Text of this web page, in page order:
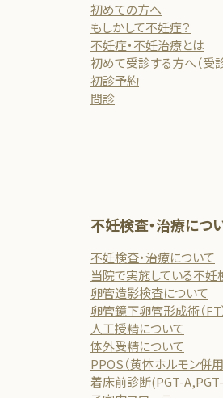
初めての方へ
もしかして不妊症？
不妊症・不妊治療とは
初めて受診する方へ（受
初診予約
問診
不妊検査・治療につ
不妊検査・治療について
当院で実施している不妊
卵管造影検査について
卵管鏡下卵管形成術（FT
人工授精について
体外受精について
PPOS（黄体ホルモン併
着床前診断(PGT-